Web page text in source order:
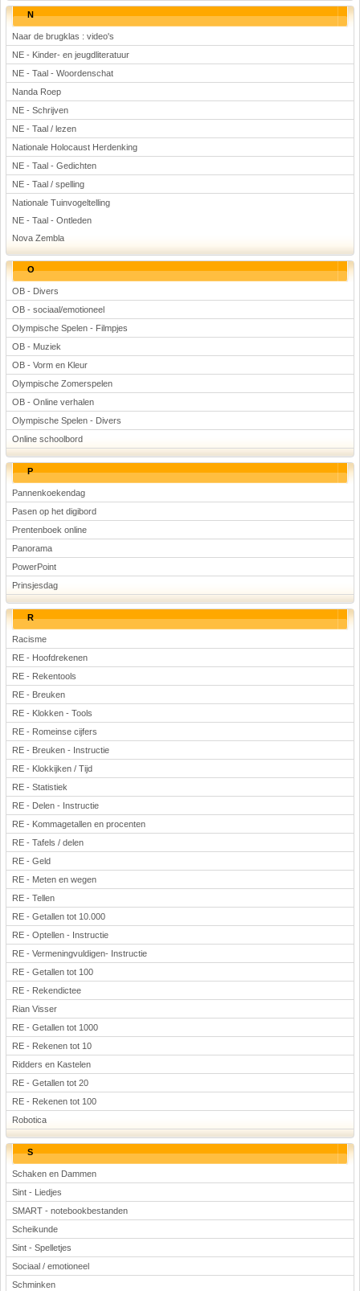
N
Naar de brugklas : video's
NE - Kinder- en jeugdliteratuur
NE - Taal - Woordenschat
Nanda Roep
NE - Schrijven
NE - Taal / lezen
Nationale Holocaust Herdenking
NE - Taal - Gedichten
NE - Taal / spelling
Nationale Tuinvogeltelling
NE - Taal - Ontleden
Nova Zembla
O
OB - Divers
OB - sociaal/emotioneel
Olympische Spelen - Filmpjes
OB - Muziek
OB - Vorm en Kleur
Olympische Zomerspelen
OB - Online verhalen
Olympische Spelen - Divers
Online schoolbord
P
Pannenkoekendag
Pasen op het digibord
Prentenboek online
Panorama
PowerPoint
Prinsjesdag
R
Racisme
RE - Hoofdrekenen
RE - Rekentools
RE - Breuken
RE - Klokken - Tools
RE - Romeinse cijfers
RE - Breuken - Instructie
RE - Klokkijken / Tijd
RE - Statistiek
RE - Delen - Instructie
RE - Kommagetallen en procenten
RE - Tafels / delen
RE - Geld
RE - Meten en wegen
RE - Tellen
RE - Getallen tot 10.000
RE - Optellen - Instructie
RE - Vermeningvuldigen- Instructie
RE - Getallen tot 100
RE - Rekendictee
Rian Visser
RE - Getallen tot 1000
RE - Rekenen tot 10
Ridders en Kastelen
RE - Getallen tot 20
RE - Rekenen tot 100
Robotica
S
Schaken en Dammen
Sint - Liedjes
SMART - notebookbestanden
Scheikunde
Sint - Spelletjes
Sociaal / emotioneel
Schminken